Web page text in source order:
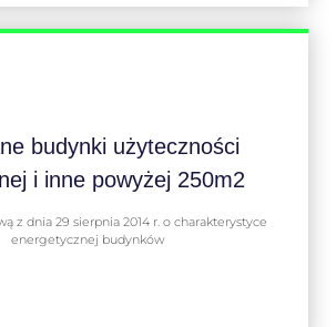
budynki użyteczności
i inne powyżej 250m2
z dnia 29 sierpnia 2014 r. o charakterystyce
energetycznej budynków